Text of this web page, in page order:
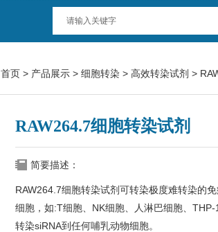
首页 > 产品展示 > 细胞转染 > 高效转染试剂 >
RAW264.7细胞转染试剂
简要描述：
RAW264.7细胞转染试剂可转染极度难转染的
细胞，如:T细胞、NK细胞、人淋巴细胞、
转染siRNA到任何哺乳动物细胞。